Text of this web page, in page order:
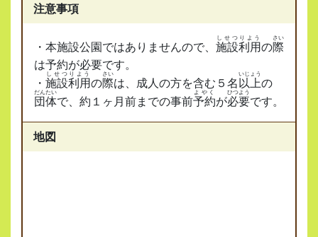
注意事項
・本施設公園ではありませんので、 施設利用
しせつりよう
の際
さい
は予約が必要です。
・ 施設利用
しせつりよう
の際
さい
は、成人の方を含む５名 以上
いじょう
の
団体
だんたい
で、約１ヶ月前までの事前予約
よやく
が必要
ひつよう
です。
地図